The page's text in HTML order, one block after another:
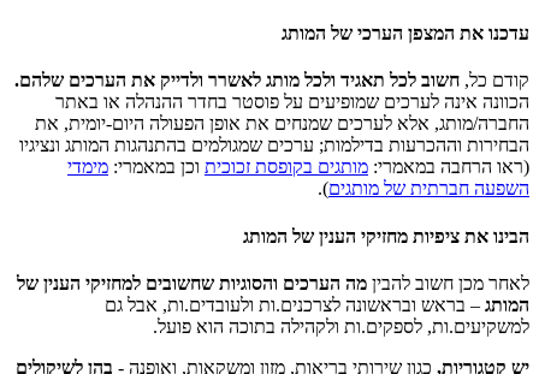
עדכנו את המצפן הערכי של המותג
קודם כל, חשוב לכל תאגיד ולכל מותג לאשרר ולדייק את הערכים שלהם.
הכוונה אינה לערכים שמופיעים על פוסטר בחדר ההנהלה או באתר
החברה/מותג, אלא לערכים שמנחים את אופן הפעולה היום-יומית, את
הבחירות וההכרעות בדילמות; ערכים שמגולמים בהתנהגות המותג ונציגיו
(ראו הרחבה במאמרי: מותגים בקופסת זכוכית וכן במאמרי: מימדי
השפעה חברתית של מותגים).
הבינו את ציפיות מחזיקי הענין של המותג
לאחר מכן חשוב להבין מה הערכים והסוגיות שחשובים למחזיקי הענין של
המותג – בראש ובראשונה לצרכנים.ות ולעובדים.ות, אבל גם
למשקיעים.ות, לספקים.ות ולקהילה בתוכה הוא פועל.
יש קטגוריות, כגון שירותי בריאות, מזון ומשקאות, ואופנה - בהן לשיקולים